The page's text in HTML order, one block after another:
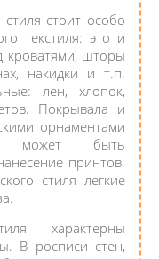
стоит особо
текстиля: это и
кроватями, шторы
накидки и т.п.
лен, хлопок,
Покрывала и
орнаментами
может быть
принтов.
стиля легкие
характерны
В росписи стен,